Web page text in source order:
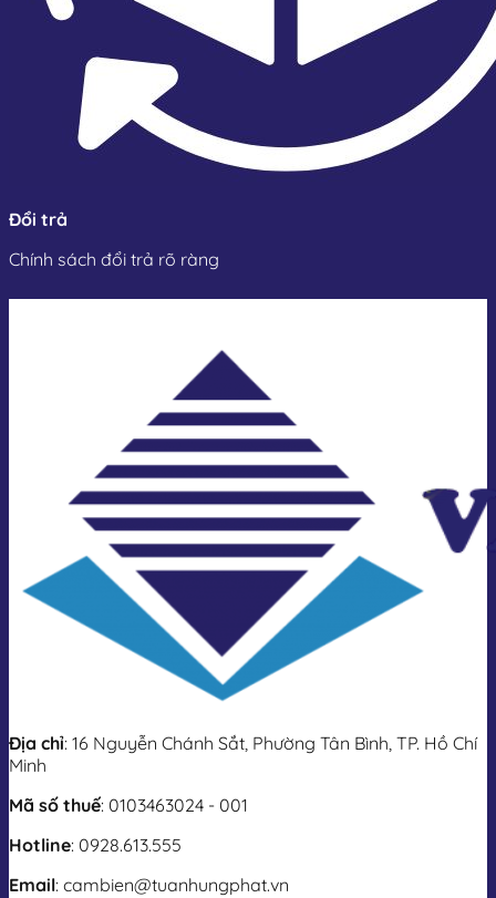
Đổi trả
Chính sách đổi trả rõ ràng
Địa chỉ: 16 Nguyễn Chánh Sắt, Phường Tân Bình, TP. Hồ Chí
Minh
Mã số thuế: 0103463024 - 001
Hotline: 0928.613.555
Email: cambien@tuanhungphat.vn